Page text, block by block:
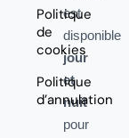
Politique
de
cookies
Politique
d’annulation
est
disponible
jour
et
nuit
pour